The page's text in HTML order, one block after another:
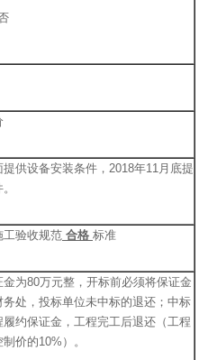
供设备安装条件，2018年11月底提
工验收规范 合格 标准
为80万元整，开标前必须将保证金
处，投标单位未中标的退还；中标
约保证金，工程完工后退还（工程
价的10%）。